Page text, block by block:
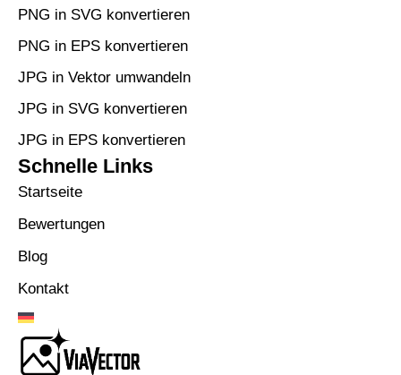
PNG in SVG konvertieren
PNG in EPS konvertieren
JPG in Vektor umwandeln
JPG in SVG konvertieren
JPG in EPS konvertieren
Schnelle Links
Startseite
Bewertungen
Blog
Kontakt